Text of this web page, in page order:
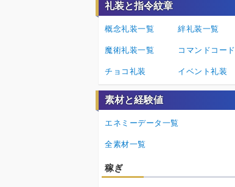
礼装と指令紋章
概念礼装一覧 絆礼装一覧
魔術礼装一覧 コマンドコード
チョコ礼装 イベント礼装
素材と経験値
エネミーデータ一覧
全素材一覧
稼ぎ